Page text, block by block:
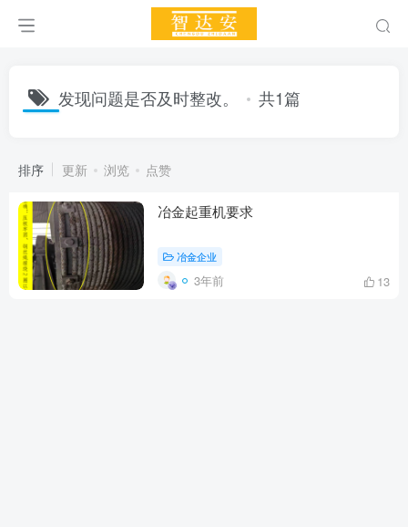
发现问题是否及时整改。 共1篇
排序 更新 浏览 点赞
冶金起重机要求
冶金企业
3年前 13